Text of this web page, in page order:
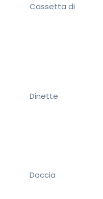
Cassetta di
Dinette
Doccia